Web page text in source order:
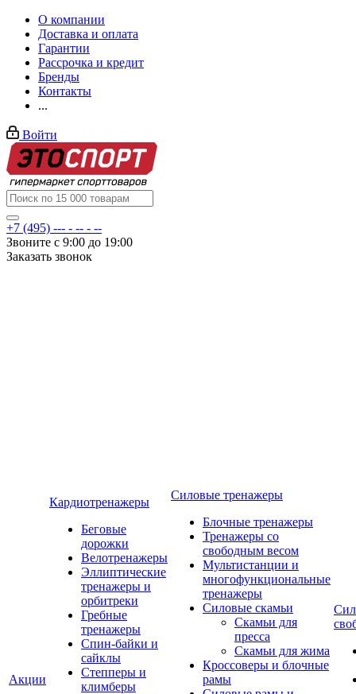
О компании
Доставка и оплата
Гарантии
Рассрочка и кредит
Бренды
Контакты
...
Войти
+7 (495) --- - -- - --
Звоните с 9:00 до 19:00
Заказать звонок
Акции
Кардиотренажеры
Беговые
дорожки
Велотренажеры
Эллиптические
тренажеры и
орбитреки
Гребные
тренажеры
Спин-байки и
сайклы
Степперы и
климберы
Силовые тренажеры
Блочные тренажеры
Тренажеры со
свободным весом
Мультистанции и
многофункциональные
тренажеры
Силовые скамьи
Скамьи для
пресса
Скамьи для жима
Кроссоверы и блочные
рамы